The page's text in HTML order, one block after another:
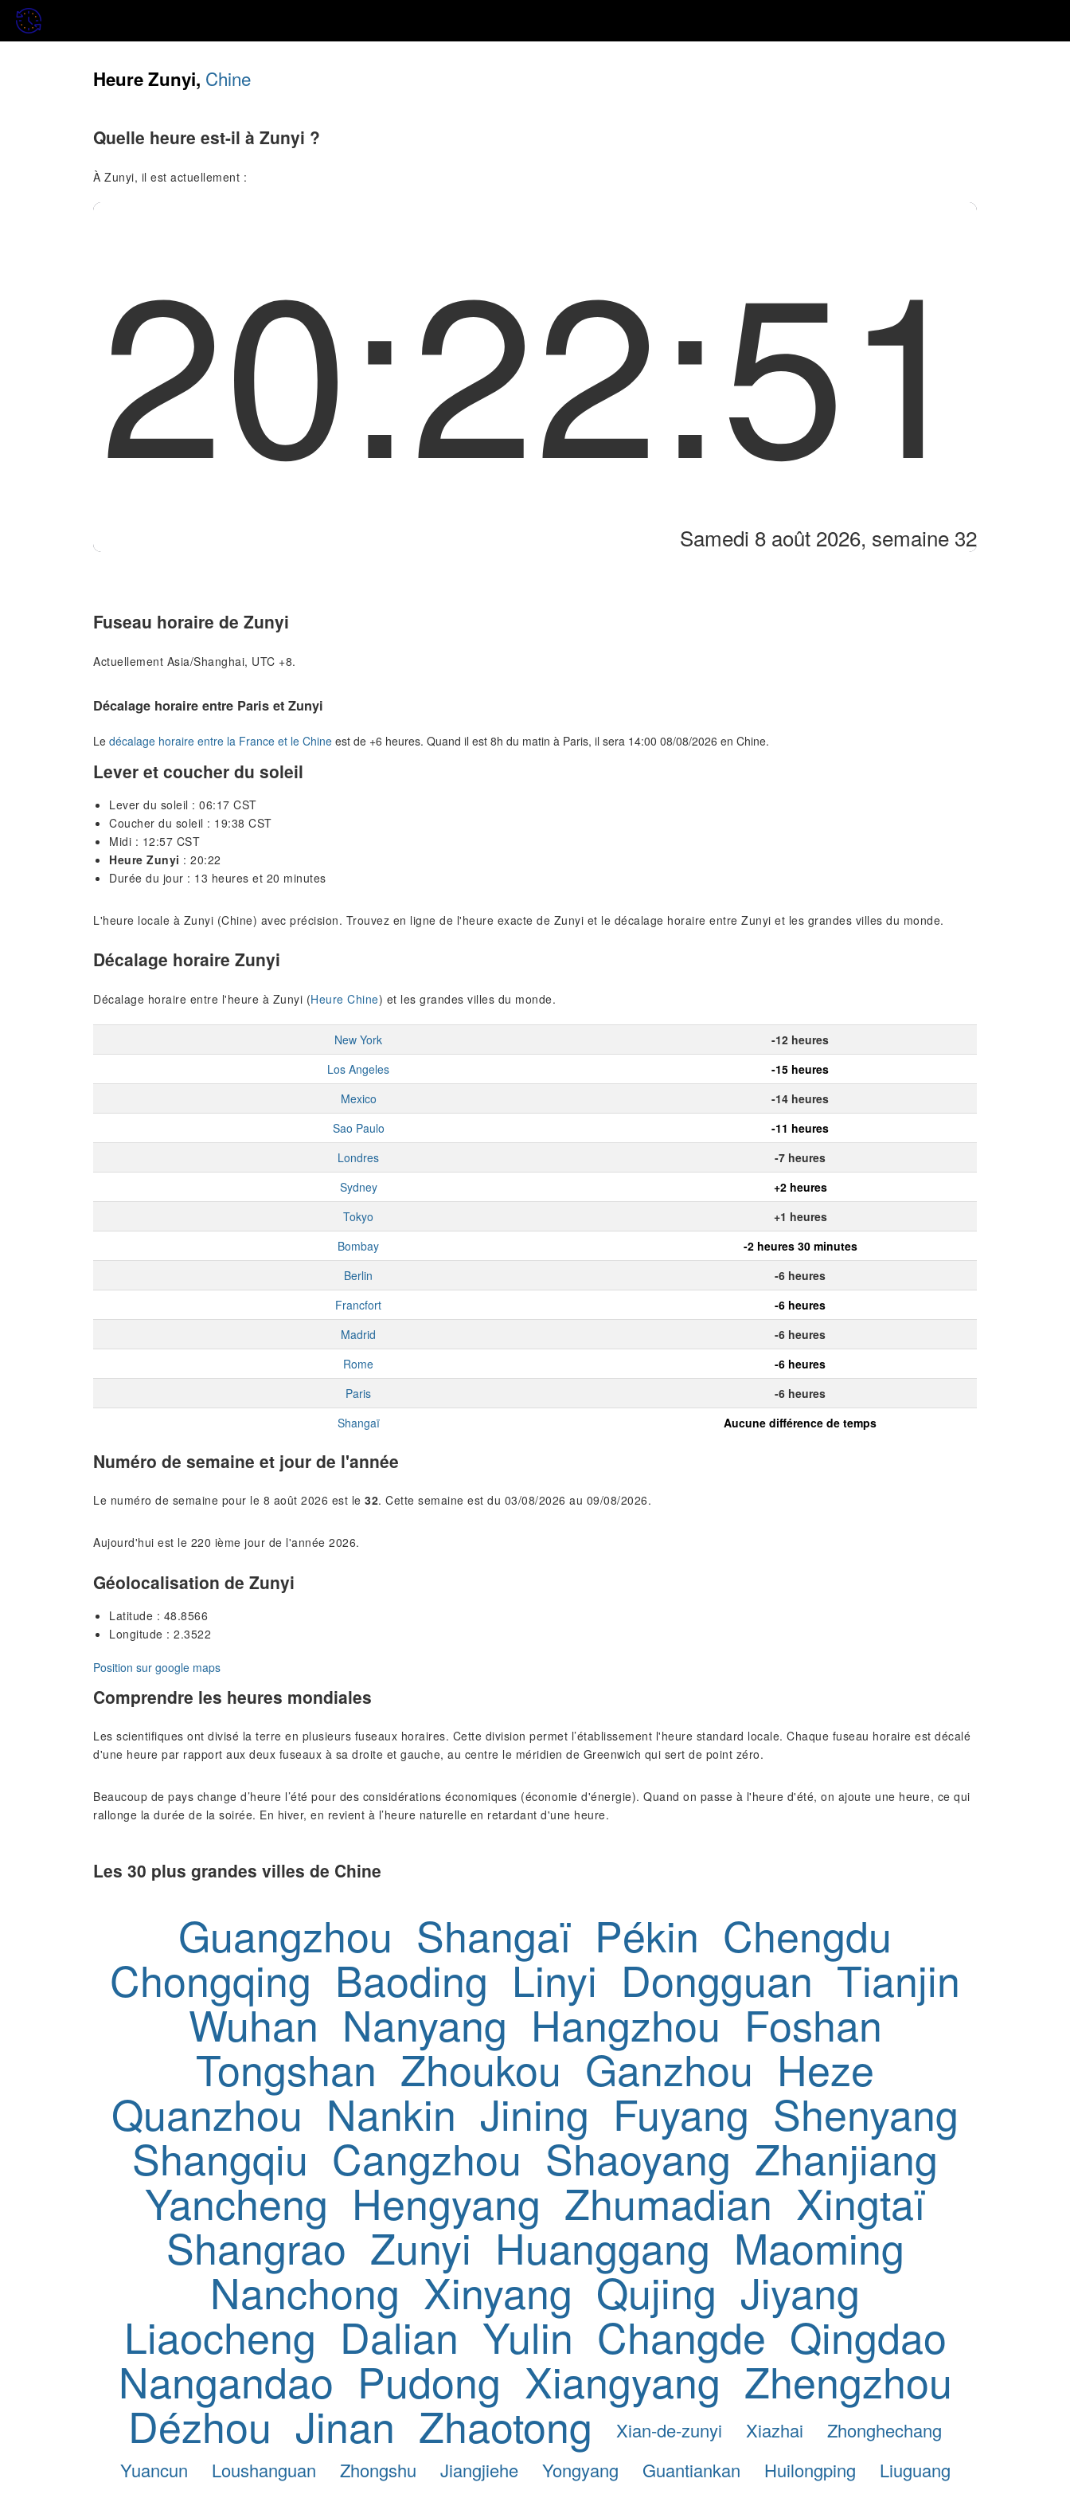
Heure Zunyi, Chine
Quelle heure est-il à Zunyi ?
À Zunyi, il est actuellement :
20:22:52
Samedi 8 août 2026, semaine 32
Fuseau horaire de Zunyi
Actuellement Asia/Shanghai, UTC +8.
Décalage horaire entre Paris et Zunyi
Le décalage horaire entre la France et le Chine est de +6 heures. Quand il est 8h du matin à Paris, il sera 14:00 08/08/2026 en Chine.
Lever et coucher du soleil
Lever du soleil : 06:17 CST
Coucher du soleil : 19:38 CST
Midi : 12:57 CST
Heure Zunyi : 20:22
Durée du jour : 13 heures et 20 minutes
L'heure locale à Zunyi (Chine) avec précision. Trouvez en ligne de l'heure exacte de Zunyi et le décalage horaire entre Zunyi et les grandes villes du monde.
Décalage horaire Zunyi
Décalage horaire entre l'heure à Zunyi (Heure Chine) et les grandes villes du monde.
New York
-12 heures
Los Angeles
-15 heures
Mexico
-14 heures
Sao Paulo
-11 heures
Londres
-7 heures
Sydney
+2 heures
Tokyo
+1 heures
Bombay
-2 heures 30 minutes
Berlin
-6 heures
Francfort
-6 heures
Madrid
-6 heures
Rome
-6 heures
Paris
-6 heures
Shangaï
Aucune différence de temps
Numéro de semaine et jour de l'année
Le numéro de semaine pour le 8 août 2026 est le 32. Cette semaine est du 03/08/2026 au 09/08/2026.
Aujourd'hui est le 220 ième jour de l'année 2026.
Géolocalisation de Zunyi
Latitude : 48.8566
Longitude : 2.3522
Position sur google maps
Comprendre les heures mondiales
Les scientifiques ont divisé la terre en plusieurs fuseaux horaires. Cette division permet l’établissement l'heure standard locale. Chaque fuseau horaire est décalé
d'une heure par rapport aux deux fuseaux à sa droite et gauche, au centre le méridien de Greenwich qui sert de point zéro.
Beaucoup de pays change d’heure l’été pour des considérations économiques (économie d'énergie). Quand on passe à l'heure d'été, on ajoute une heure, ce qui
rallonge la durée de la soirée. En hiver, en revient à l’heure naturelle en retardant d'une heure.
Les 30 plus grandes villes de Chine
Guangzhou Shangaï Pékin Chengdu
Chongqing Baoding Linyi Dongguan Tianjin
Wuhan Nanyang Hangzhou Foshan
Tongshan Zhoukou Ganzhou Heze
Quanzhou Nankin Jining Fuyang Shenyang
Shangqiu Cangzhou Shaoyang Zhanjiang
Yancheng Hengyang Zhumadian Xingtaï
Shangrao Zunyi Huanggang Maoming
Nanchong Xinyang Qujing Jiyang
Liaocheng Dalian Yulin Changde Qingdao
Nangandao Pudong Xiangyang Zhengzhou
Dézhou Jinan Zhaotong Xian-de-zunyi Xiazhai
Zhonghechang
Yuancun
Loushanguan Zhongshu Jiangjiehe Yongyang Guantiankan Huilongping
Liuguang